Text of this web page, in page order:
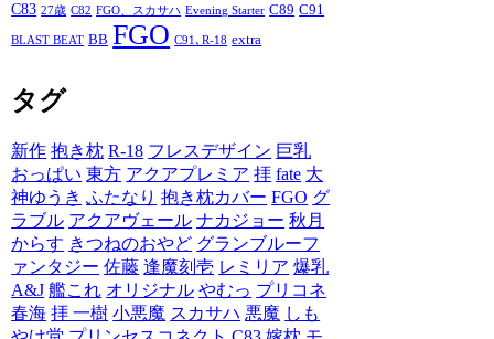
C83 27歳 C82 FGO、スカサハ Evening Starter C89 C91
BLAST BEAT BB FGO C91､R-18 extra
タグ
新作 抱き枕 R-18 フレスデザイン 巨乳
おっぱい 東方 アクアプレミア 拝 fate 大
神ゆうき ふたなり 抱き枕カバー FGO グ
ラブル アクアヴェール ナカジョー 秋月
からす きつねのおやど グランブルーフ
ァンタジー 佐藤 逢魔刻壱 レミリア 爆乳
A&J 艦これ オリジナル やむっ プリコネ
春海 拝 一樹 小悪魔 スカサハ 悪魔 しも